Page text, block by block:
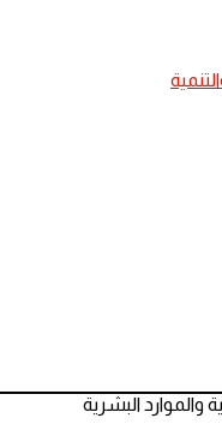
والموارد البشرية